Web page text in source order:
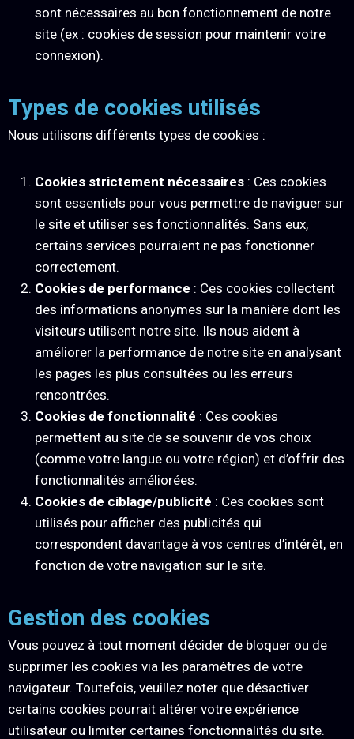
sont nécessaires au bon fonctionnement de notre
site (ex : cookies de session pour maintenir votre
connexion).
Types de cookies utilisés
Nous utilisons différents types de cookies :
Cookies strictement nécessaires : Ces cookies
sont essentiels pour vous permettre de naviguer sur
le site et utiliser ses fonctionnalités. Sans eux,
certains services pourraient ne pas fonctionner
correctement.
Cookies de performance : Ces cookies collectent
des informations anonymes sur la manière dont les
visiteurs utilisent notre site. Ils nous aident à
améliorer la performance de notre site en analysant
les pages les plus consultées ou les erreurs
rencontrées.
Cookies de fonctionnalité : Ces cookies
permettent au site de se souvenir de vos choix
(comme votre langue ou votre région) et d’offrir des
fonctionnalités améliorées.
Cookies de ciblage/publicité : Ces cookies sont
utilisés pour afficher des publicités qui
correspondent davantage à vos centres d’intérêt, en
fonction de votre navigation sur le site.
Gestion des cookies
Vous pouvez à tout moment décider de bloquer ou de
supprimer les cookies via les paramètres de votre
navigateur. Toutefois, veuillez noter que désactiver
certains cookies pourrait altérer votre expérience
utilisateur ou limiter certaines fonctionnalités du site.